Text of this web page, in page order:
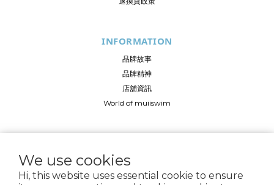
We use cookies
Hi, this website uses essential cookie to ensure
INFORMATION
品牌故事
品牌精神
店舖資訊
World of muiiswim